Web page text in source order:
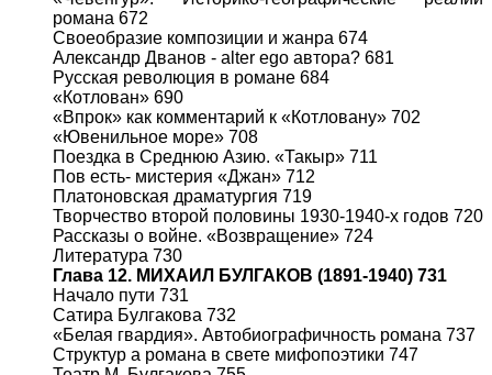
романа 672
Своеобразие композиции и жанра 674
Александр Дванов - alter ego автора? 681
Русская революция в романе 684
«Котлован» 690
«Впрок» как комментарий к «Котловану» 702
«Ювенильное море» 708
Поездка в Среднюю Азию. «Такыр» 711
Пов есть- мистерия «Джан» 712
Платоновская драматургия 719
Творчество второй половины 1930-1940-х годов 720
Рассказы о войне. «Возвращение» 724
Литература 730
Глава 12. МИХАИЛ БУЛГАКОВ (1891-1940) 731
Начало пути 731
Сатира Булгакова 732
«Белая гвардия». Автобиографичность романа 737
Структур а романа в свете мифопоэтики 747